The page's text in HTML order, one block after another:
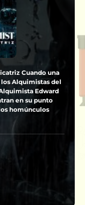
Cuando una
Alquimistas del
Edward
en su punto
homúnculos